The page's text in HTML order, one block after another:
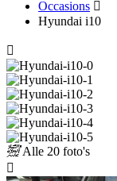
Occasions
Hyundai i10
Alle 20 foto's